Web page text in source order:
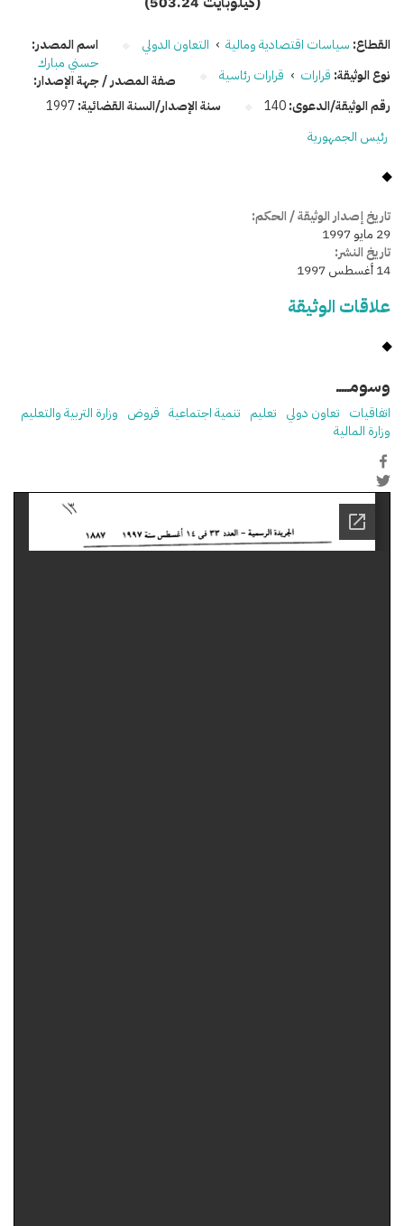
القطاع: سياسات اقتصادية ومالية › التعاون الدولي
نوع الوثيقة: قرارات › قرارات رئاسية
رقم الوثيقة/الدعوى:140 سنة الإصدار/السنة القضائية:1997
اسم المصدر:
حسني مبارك
صفة المصدر / جهة الإصدار:
رئيس الجمهورية
تاريخ إصدار الوثيقة / الحكم:
29 مايو 1997
تاريخ النشر:
14 أغسطس 1997
علاقات الوثيقة
وسومـــــ
اتفاقيات تعاون دولي تعليم تنمية اجتماعية قروض وزارة التربية والتعليم
وزارة المالية